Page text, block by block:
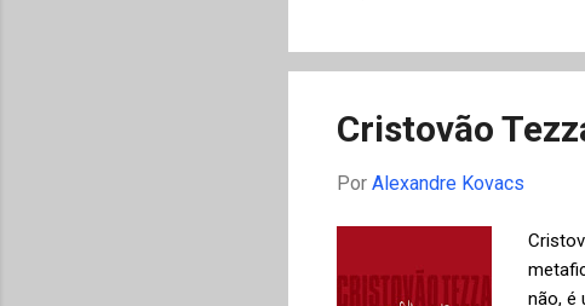
Cristovão
Por Alexandre Kovacs
não, é